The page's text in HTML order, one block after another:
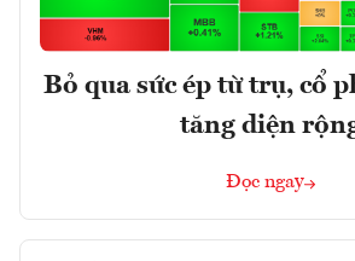
Bỏ qua sức ép từ trụ, cổ
tăng diện
Đọc ngay